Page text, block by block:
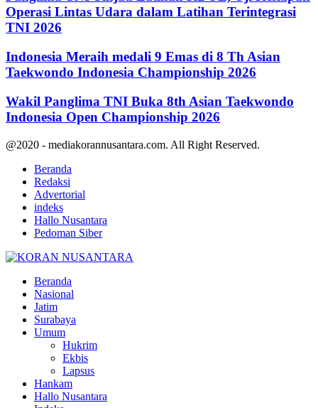
Operasi Lintas Udara dalam Latihan Terintegrasi
TNI 2026
Indonesia Meraih medali 9 Emas di 8 Th Asian
Taekwondo Indonesia Championship 2026
Wakil Panglima TNI Buka 8th Asian Taekwondo
Indonesia Open Championship 2026
@2020 - mediakorannusantara.com. All Right Reserved.
Beranda
Redaksi
Advertorial
indeks
Hallo Nusantara
Pedoman Siber
Beranda
Nasional
Jatim
Surabaya
Umum
Hukrim
Ekbis
Lapsus
Hankam
Hallo Nusantara